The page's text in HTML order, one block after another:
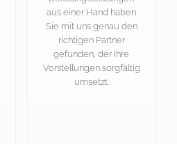
aus einer Hand haben
Sie mit uns genau den
richtigen Partner
gefunden, der Ihre
Vorstellungen sorgfältig
umsetzt.